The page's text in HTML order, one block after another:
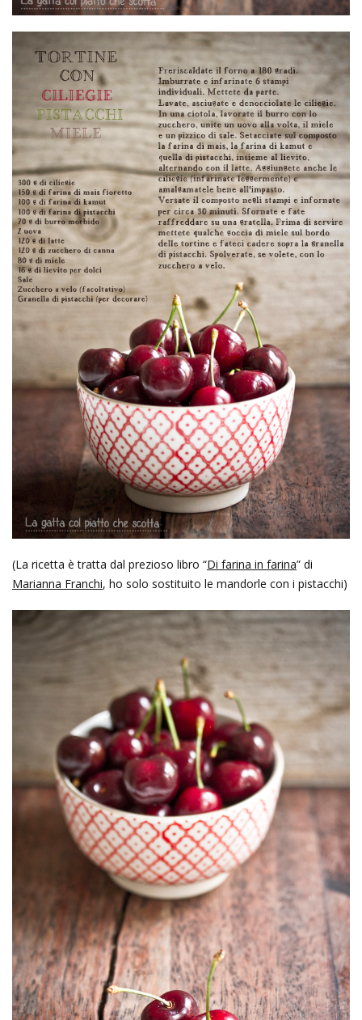
(La ricetta è tratta dal prezioso libro “Di farina in farina” di
Marianna Franchi, ho solo sostituito le mandorle con i pistacchi)